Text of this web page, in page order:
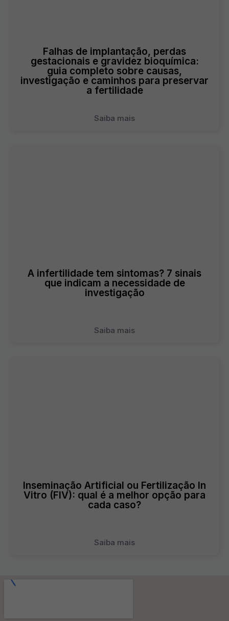
Falhas de implantação, perdas
gestacionais e gravidez bioquímica:
guia completo sobre causas,
investigação e caminhos para preservar
a fertilidade
Saiba mais
A infertilidade tem sintomas? 7 sinais
que indicam a necessidade de
investigação
Saiba mais
Inseminação Artificial ou Fertilização In
Vitro (FIV): qual é a melhor opção para
cada caso?
Saiba mais